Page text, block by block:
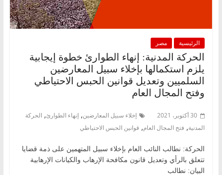
الرئيسية مصر
الحركة المدنية: إنهاء الطوارئ خطوة إيجابية
يلزم استكمالها بإخلاء سبيل المعارضين
السلميين وتعديل قوانين الحبس الاحتياطي
وفتح المجال العام
30 أكتوبر، 2021 إخلاء سبيل المعارضين, إنهاء الطوارئ, الحركة
المدنية, فتح المجال العام, قوانين الحبس الاحتياطي
الحركة: نطالب النائب العام بإخلاء سبيل المتهمين على ذمة قضايا
تتعلق بالرأي وتعديل قانون مكافحة الإرهاب والكيانات الإرهابية
البيان: نطالب